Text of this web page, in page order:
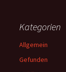
Kategorien
Allgemein
Gefunden